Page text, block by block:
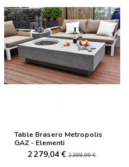
Table Brasero Metropolis
GAZ - Elementi
2 279,04 € 2 398,99 €